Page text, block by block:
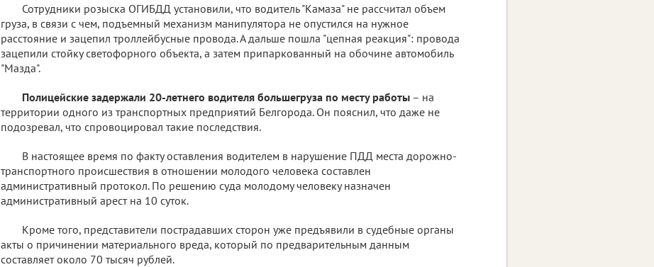
Сотрудники розыска ОГИБДД установили, что водитель "Камаза" не рассчитал объем
груза, в связи с чем, подъемный механизм манипулятора не опустился на нужное
расстояние и зацепил троллейбусные провода. А дальше пошла "цепная реакция": провода
зацепили стойку светофорного объекта, а затем припаркованный на обочине автомобиль
"Мазда".
Полицейские задержали 20-летнего водителя большегруза по месту работы – на
территории одного из транспортных предприятий Белгорода. Он пояснил, что даже не
подозревал, что спровоцировал такие последствия.
В настоящее время по факту оставления водителем в нарушение ПДД места дорожно-
транспортного происшествия в отношении молодого человека составлен
административный протокол. По решению суда молодому человеку назначен
административный арест на 10 суток.
Кроме того, представители пострадавших сторон уже предъявили в судебные органы
акты о причинении материального вреда, который по предварительным данным
составляет около 70 тысяч рублей.